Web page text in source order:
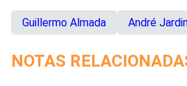
Guillermo Almada André
NOTAS